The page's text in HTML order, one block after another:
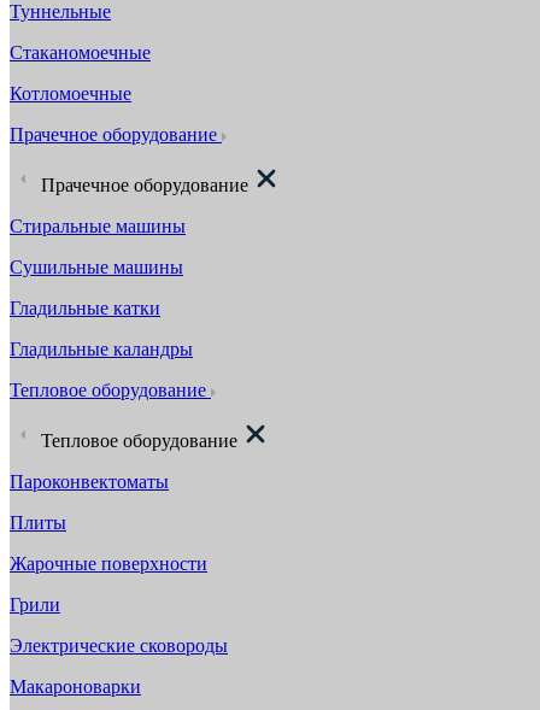
Туннельные
Стаканомоечные
Котломоечные
Прачечное оборудование
Прачечное оборудование
Стиральные машины
Сушильные машины
Гладильные катки
Гладильные каландры
Тепловое оборудование
Тепловое оборудование
Пароконвектоматы
Плиты
Жарочные поверхности
Грили
Электрические сковороды
Макароноварки